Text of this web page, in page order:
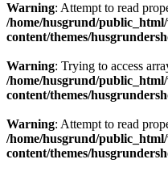
Warning: Attempt to read
/home/husgrund/
content/themes/
Warning: Trying to access
/home/husgrund/
content/themes/
Warning: Attempt to read
/home/husgrund/
content/themes/